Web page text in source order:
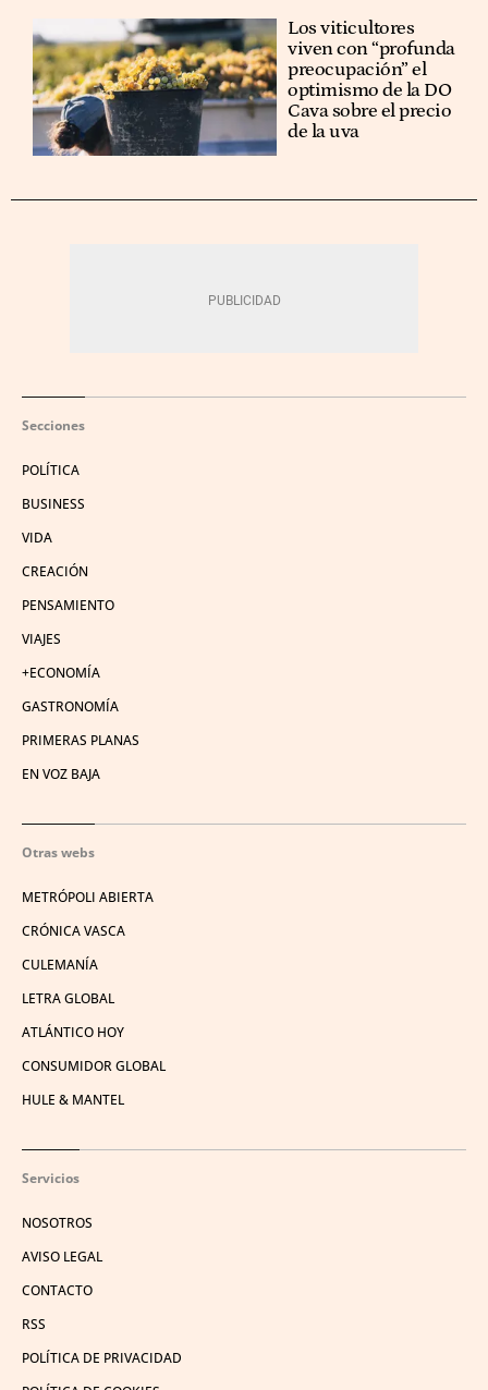
Los viticultores
viven con “profunda
preocupación” el
optimismo de la DO
Cava sobre el precio
de la uva
Secciones
POLÍTICA
BUSINESS
VIDA
CREACIÓN
PENSAMIENTO
VIAJES
+ECONOMÍA
GASTRONOMÍA
PRIMERAS PLANAS
EN VOZ BAJA
Otras webs
METRÓPOLI ABIERTA
CRÓNICA VASCA
CULEMANÍA
LETRA GLOBAL
ATLÁNTICO HOY
CONSUMIDOR GLOBAL
HULE & MANTEL
Servicios
NOSOTROS
AVISO LEGAL
CONTACTO
RSS
POLÍTICA DE PRIVACIDAD